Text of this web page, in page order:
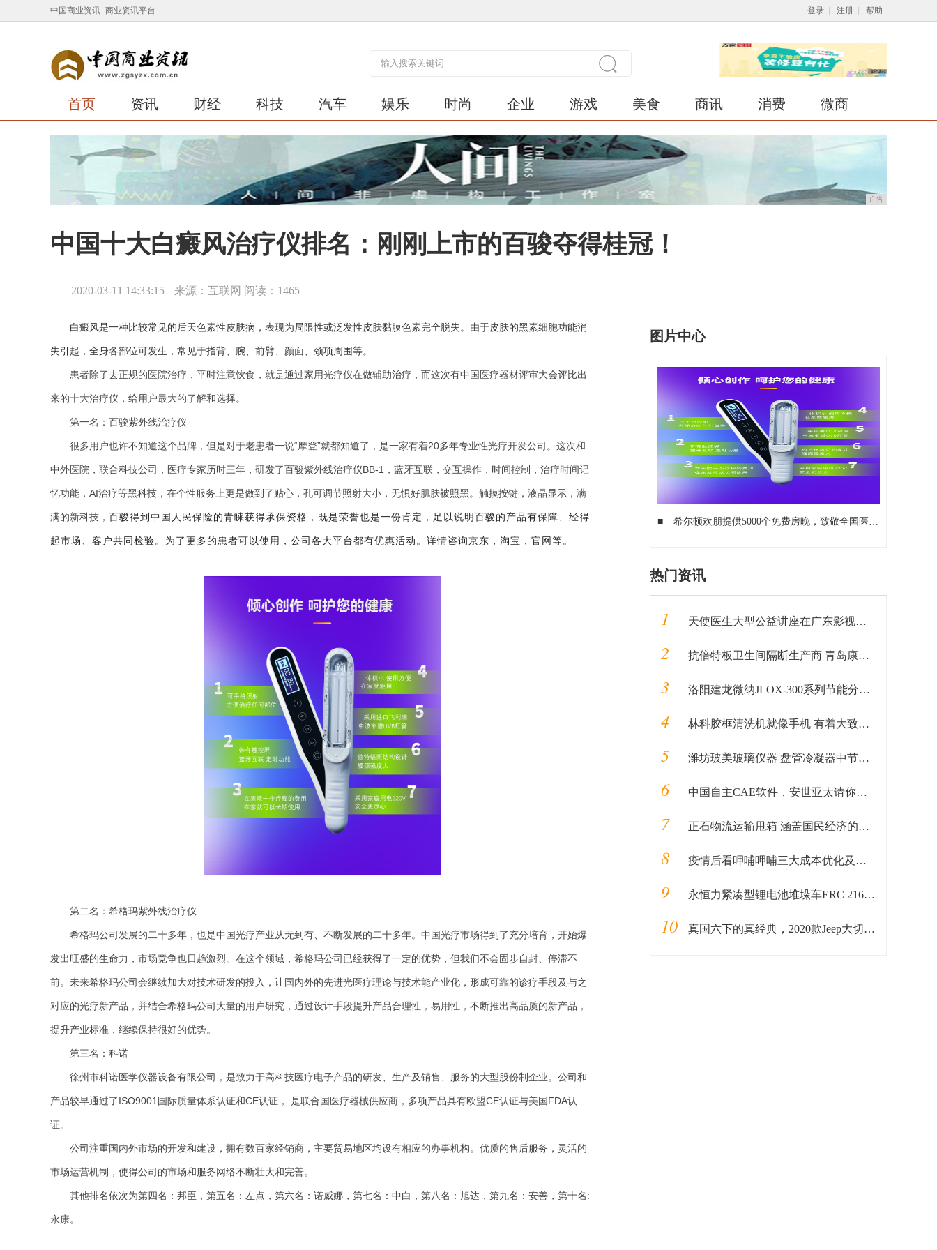
中国商业资讯_商业资讯平台 登录 注册 帮助
首页 资讯 财经 科技 汽车 娱乐 时尚 企业 游戏 美食 商讯 消费 微商
广告
中国十大白癜风治疗仪排名：刚刚上市的百骏夺得桂冠！
2020-03-11 14:33:15 来源：互联网 阅读：1465
白癜风是一种比较常见的后天色素性皮肤病，表现为局限性或泛发性皮肤黏膜色素完全脱失。由于皮肤的黑素细胞功能消
失引起，全身各部位可发生，常见于指背、腕、前臂、颜面、颈项周围等。
患者除了去正规的医院治疗，平时注意饮食，就是通过家用光疗仪在做辅助治疗，而这次有中国医疗器材评审大会评比出
来的十大治疗仪，给用户最大的了解和选择。
第一名：百骏紫外线治疗仪
很多用户也许不知道这个品牌，但是对于老患者一说“摩登”就都知道了，是一家有着20多年专业性光疗开发公司。这次和
中外医院，联合科技公司，医疗专家历时三年，研发了百骏紫外线治疗仪BB-1，蓝牙互联，交互操作，时间控制，治疗时间记
忆功能，AI治疗等黑科技，在个性服务上更是做到了贴心，孔可调节照射大小，无惧好肌肤被照黑。触摸按键，液晶显示，满
满的新科技， 百骏得到中国人民保险的青睐获得承保资格，既是荣誉也是一份肯定，足以说明百骏的产品有保障、经得
起市场、客户共同检验。为了更多的患者可以使用，公司各大平台都有优惠活动。详情咨询京东，淘宝，官网等。
第二名：希格玛紫外线治疗仪
希格玛公司发展的二十多年，也是中国光疗产业从无到有、不断发展的二十多年。中国光疗市场得到了充分培育，开始爆
发出旺盛的生命力，市场竞争也日趋激烈。在这个领域，希格玛公司已经获得了一定的优势，但我们不会固步自封、停滞不
前。未来希格玛公司会继续加大对技术研发的投入，让国内外的先进光医疗理论与技术能产业化，形成可靠的诊疗手段及与之
对应的光疗新产品，并结合希格玛公司大量的用户研究，通过设计手段提升产品合理性，易用性，不断推出高品质的新产品，
提升产业标准，继续保持很好的优势。
第三名：科诺
徐州市科诺医学仪器设备有限公司，是致力于高科技医疗电子产品的研发、生产及销售、服务的大型股份制企业。公司和
产品较早通过了ISO9001国际质量体系认证和CE认证， 是联合国医疗器械供应商，多项产品具有欧盟CE认证与美国FDA认
证。
公司注重国内外市场的开发和建设，拥有数百家经销商，主要贸易地区均设有相应的办事机构。优质的售后服务，灵活的
市场运营机制，使得公司的市场和服务网络不断壮大和完善。
其他排名依次为第四名：邦臣， 第五名：左点， 第六名：诺威娜， 第七名：中白， 第八名：旭达， 第九名：安善， 第十名:
永康。
图片中心
■ 希尔顿欢朋提供5000个免费房晚，致敬全国医务工作者
热门资讯
1 天使医生大型公益讲座在广东影视频道特别播出！
2 抗倍特板卫生间隔断生产商 青岛康仁合 专注所以更专业
3 洛阳建龙微纳JLOX-300系列节能分子筛 获得市场好评
4 林科胶框清洗机就像手机 有着大致如好的性能加更低的价格
5 潍坊玻美玻璃仪器 盘管冷凝器中节报价
6 中国自主CAE软件，安世亚太请你来快乐地开发
7 正石物流运输甩箱 涵盖国民经济的各个领域
8 疫情后看呷哺呷哺三大成本优化及业务布局
9 永恒力紧凑型锂电池堆垛车ERC 216zi荣获iF设计大奖
10 真国六下的真经典，2020款Jeep大切诺基享深度人生